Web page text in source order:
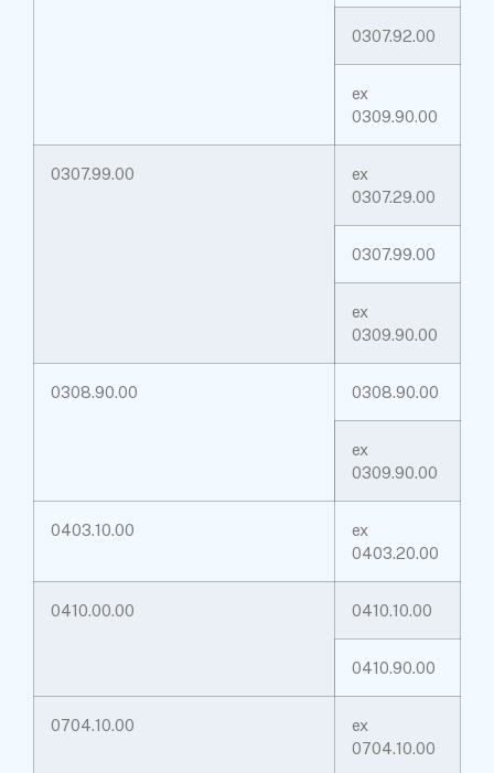
0307.92.00
ex
0309.90.00
0307.99.00
ex
0307.29.00
0307.99.00
ex
0309.90.00
0308.90.00 0308.90.00
ex
0309.90.00
0403.10.00
ex
0403.20.00
0410.00.00 0410.10.00
0410.90.00
0704.10.00
ex
0704.10.00